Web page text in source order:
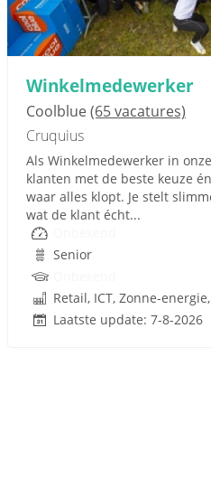
Winkelmedewerker
Coolblue(65 vacatures)
Cruquius
Als Winkelmedewerker in
klanten met de beste keuze
waar alles klopt. Je stelt
wat de klant écht...
Senior
Retail, ICT, Zonne-
Laatste update: 7-8-2026